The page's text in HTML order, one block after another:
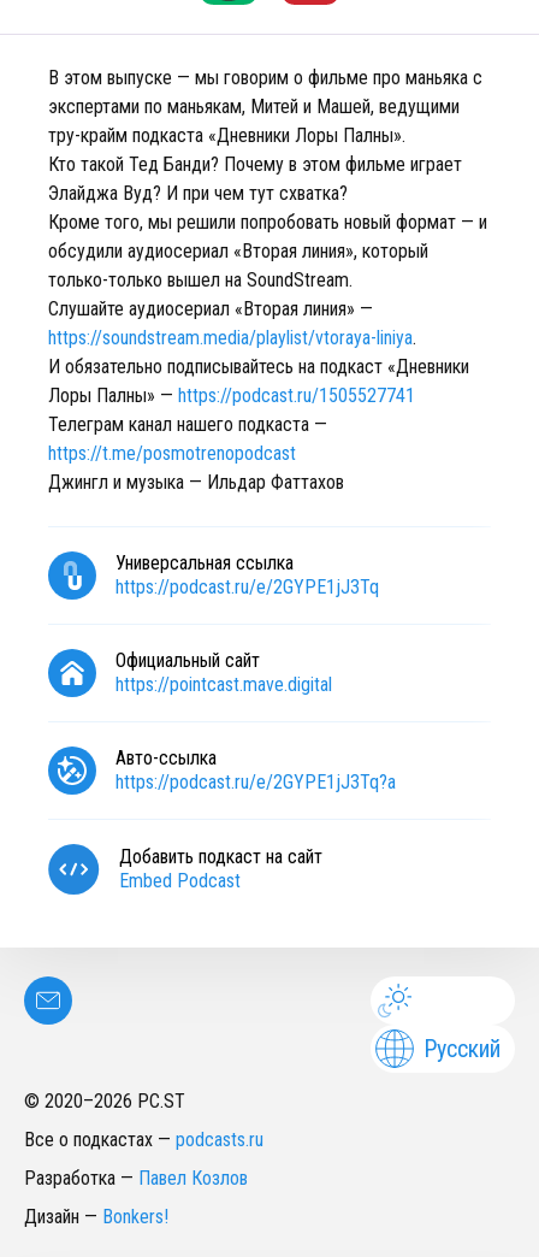
В этом выпуске — мы говорим о фильме про маньяка с
экспертами по маньякам, Митей и Машей, ведущими
тру-крайм подкаста «Дневники Лоры Палны».
Кто такой Тед Банди? Почему в этом фильме играет
Элайджа Вуд? И при чем тут схватка?
Кроме того, мы решили попробовать новый формат — и
обсудили аудиосериал «Вторая линия», который
только-только вышел на SoundStream.
Слушайте аудиосериал «Вторая линия» —
https://soundstream.media/playlist/vtoraya-liniya.
И обязательно подписывайтесь на подкаст «Дневники
Лоры Палны» — https://podcast.ru/1505527741
Телеграм канал нашего подкаста —
https://t.me/posmotrenopodcast
Джингл и музыка — Ильдар Фаттахов
Универсальная ссылка
https://podcast.ru/e/2GYPE1jJ3Tq
Официальный сайт
https://pointcast.mave.digital
Авто-ссылка
https://podcast.ru/e/2GYPE1jJ3Tq?a
Добавить подкаст на сайт
Embed Podcast
Русский
© 2020–2026 PC.ST
Все о подкастах — podcasts.ru
Разработка — Павел Козлов
Дизайн — Bonkers!